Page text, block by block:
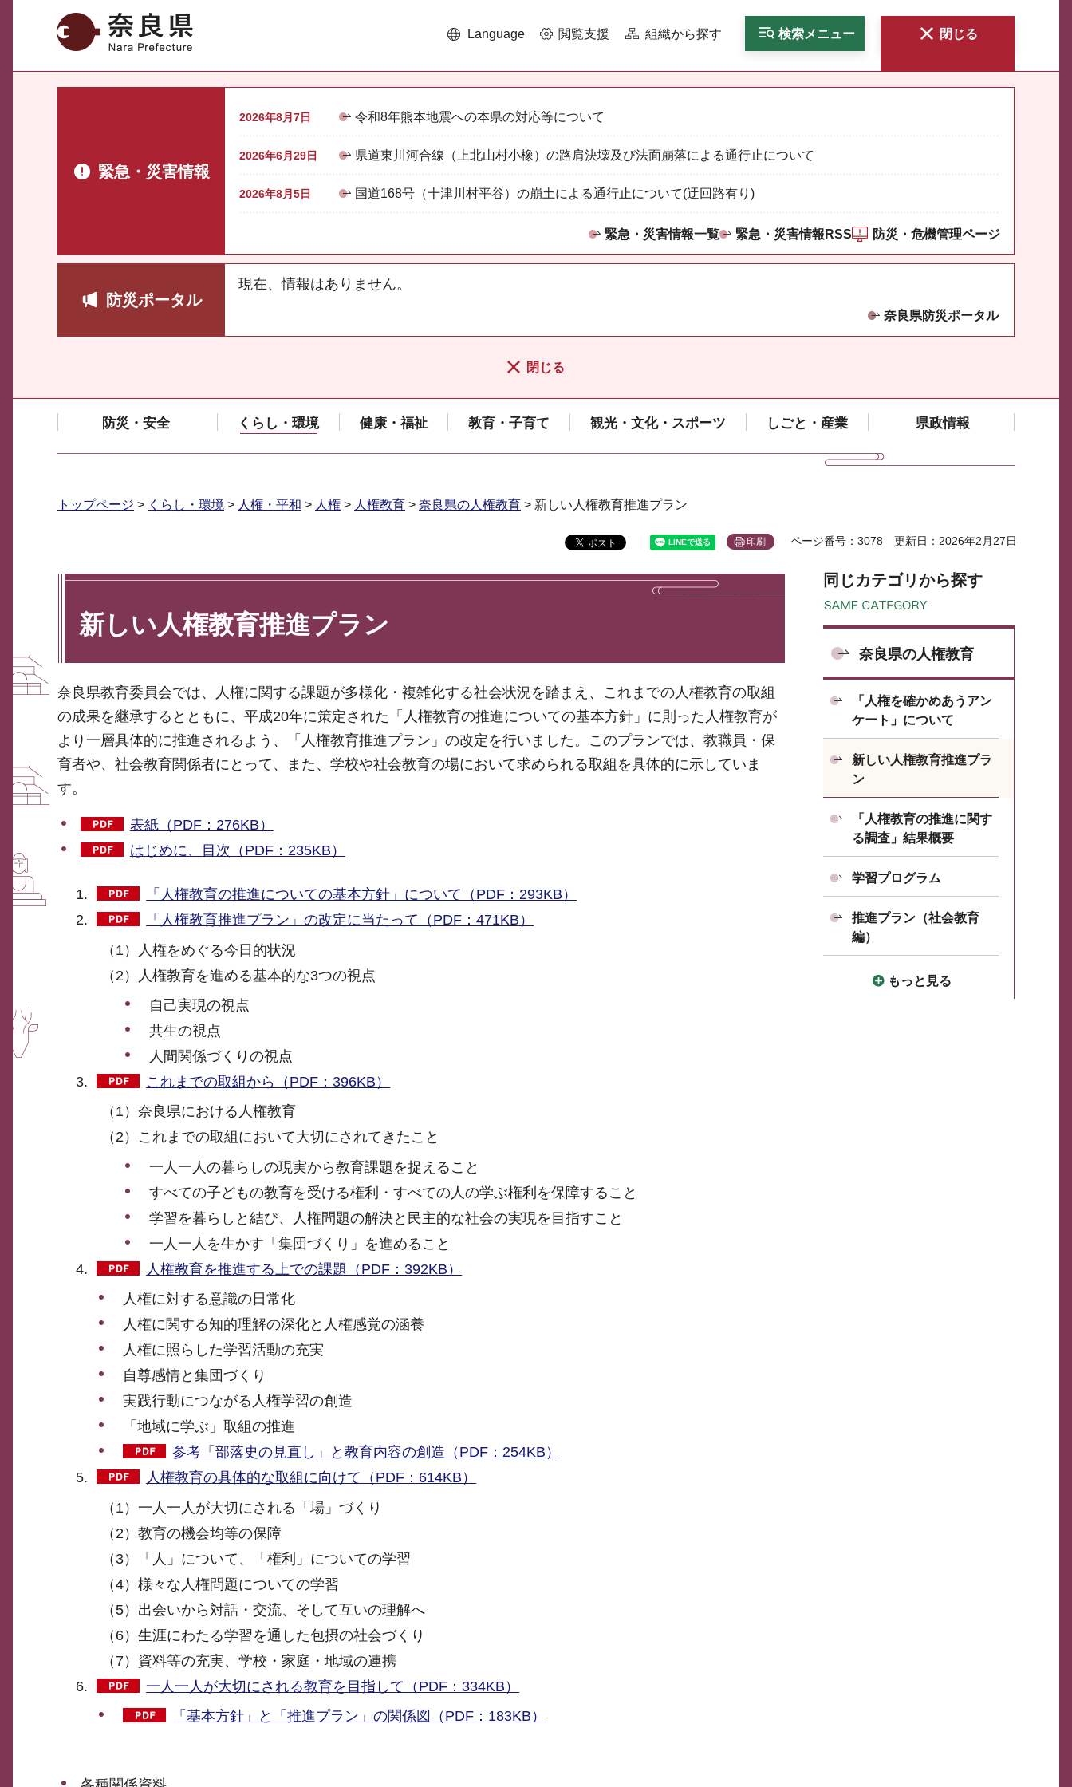
奈良県 Language 閲覧支援 組織から探す 検索メニュー 閉じる
緊急・災害情報
2026年8月7日 令和8年熊本地震への本県の対応等について
2026年6月29日 県道東川河合線（上北山村小橡）の路肩決壊及び法面崩落による通行止について
2026年8月5日 国道168号（十津川村平谷）の崩土による通行止について(迂回路有り)
緊急・災害情報一覧 緊急・災害情報RSS 防災・危機管理ページ
防災ポータル
現在、情報はありません。
奈良県防災ポータル
閉じる
防災・安全 くらし・環境 健康・福祉 教育・子育て 観光・文化・スポーツ しごと・産業 県政情報
トップページ > くらし・環境 > 人権・平和 > 人権 > 人権教育 > 奈良県の人権教育 > 新しい人権教育推進プラン
印刷 ページ番号：3078 更新日：2026年2月27日
新しい人権教育推進プラン
奈良県教育委員会では、人権に関する課題が多様化・複雑化する社会状況を踏まえ、これまでの人権教育の取組
の成果を継承するとともに、平成20年に策定された「人権教育の推進についての基本方針」に則った人権教育が
より一層具体的に推進されるよう、「人権教育推進プラン」の改定を行いました。このプランでは、教職員・保
育者や、社会教育関係者にとって、また、学校や社会教育の場において求められる取組を具体的に示していま
す。
表紙（PDF：276KB）
はじめに、目次（PDF：235KB）
「人権教育の推進についての基本方針」について（PDF：293KB）
「人権教育推進プラン」の改定に当たって（PDF：471KB）
（1）人権をめぐる今日的状況
（2）人権教育を進める基本的な3つの視点
自己実現の視点
共生の視点
人間関係づくりの視点
これまでの取組から（PDF：396KB）
（1）奈良県における人権教育
（2）これまでの取組において大切にされてきたこと
一人一人の暮らしの現実から教育課題を捉えること
すべての子どもの教育を受ける権利・すべての人の学ぶ権利を保障すること
学習を暮らしと結び、人権問題の解決と民主的な社会の実現を目指すこと
一人一人を生かす「集団づくり」を進めること
人権教育を推進する上での課題（PDF：392KB）
人権に対する意識の日常化
人権に関する知的理解の深化と人権感覚の涵養
人権に照らした学習活動の充実
自尊感情と集団づくり
実践行動につながる人権学習の創造
「地域に学ぶ」取組の推進
参考「部落史の見直し」と教育内容の創造（PDF：254KB）
人権教育の具体的な取組に向けて（PDF：614KB）
（1）一人一人が大切にされる「場」づくり
（2）教育の機会均等の保障
（3）「人」について、「権利」についての学習
（4）様々な人権問題についての学習
（5）出会いから対話・交流、そして互いの理解へ
（6）生涯にわたる学習を通した包摂の社会づくり
（7）資料等の充実、学校・家庭・地域の連携
一人一人が大切にされる教育を目指して（PDF：334KB）
「基本方針」と「推進プラン」の関係図（PDF：183KB）
同じカテゴリから探す
奈良県の人権教育
「人権を確かめあうアン
ケート」について
新しい人権教育推進プラ
ン
「人権教育の推進に関す
る調査」結果概要
学習プログラム
推進プラン（社会教育
編）
もっと見る